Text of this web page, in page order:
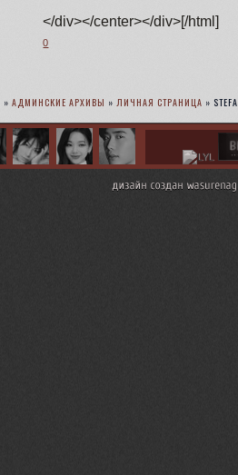
</div></center></div>[/html]
0
» АДМИНСКИЕ АРХИВЫ » ЛИЧНАЯ СТРАНИЦА »